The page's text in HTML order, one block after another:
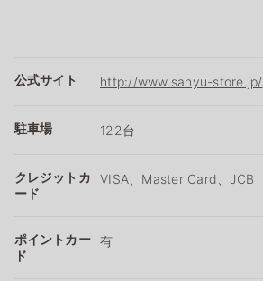
公式サイト http://www.sanyu-store.jp/
駐車場 122台
クレジットカ
ード
VISA、Master Card、JCB
ポイントカー
ド
有